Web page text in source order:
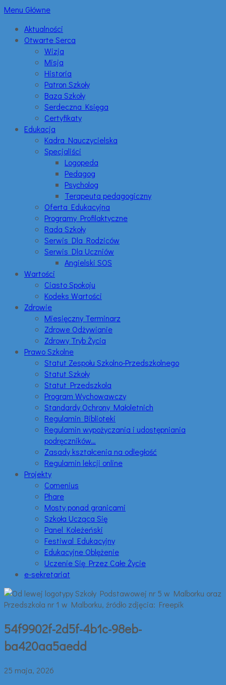
Menu Główne
Aktualności
Otwarte Serca
Wizja
Misja
Historia
Patron Szkoły
Baza Szkoły
Serdeczna Księga
Certyfikaty
Edukacja
Kadra Nauczycielska
Specjaliści
Logopeda
Pedagog
Psycholog
Terapeuta pedagogiczny
Oferta Edukacyjna
Programy Profilaktyczne
Rada Szkoły
Serwis Dla Rodziców
Serwis Dla Uczniów
Angielski SOS
Wartości
Ciasto Spokoju
Kodeks Wartości
Zdrowie
Miesięczny Terminarz
Zdrowe Odżywianie
Zdrowy Tryb Życia
Prawo Szkolne
Statut Zespołu Szkolno-Przedszkolnego
Statut Szkoły
Statut Przedszkola
Program Wychowawczy
Standardy Ochrony Małoletnich
Regulamin Biblioteki
Regulamin wypożyczania i udostępniania
podręczników…
Zasady kształcenia na odległość
Regulamin lekcji online
Projekty
Comenius
Phare
Mosty ponad granicami
Szkoła Ucząca Się
Panel Koleżeński
Festiwal Edukacyjny
Edukacyjne Oblężenie
Uczenie Się Przez Całe Życie
e-sekretariat
54f9902f-2d5f-4b1c-98eb-
ba420aa5aedd
25 maja, 2026